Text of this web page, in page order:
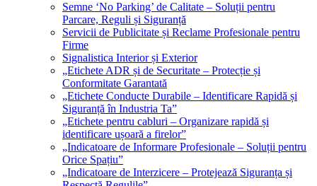
Semne ‘No Parking’ de Calitate – Soluții pentru
Parcare, Reguli și Siguranță
Servicii de Publicitate și Reclame Profesionale pentru
Firme
Signalistica Interior și Exterior
„Etichete ADR și de Securitate – Protecție și
Conformitate Garantată
„Etichete Conducte Durabile – Identificare Rapidă și
Siguranță în Industria Ta”
„Etichete pentru cabluri – Organizare rapidă și
identificare ușoară a firelor”
„Indicatoare de Informare Profesionale – Soluții pentru
Orice Spațiu”
„Indicatoare de Interzicere – Protejează Siguranța și